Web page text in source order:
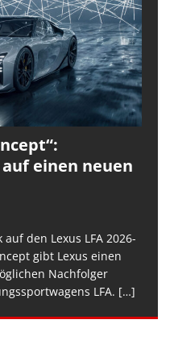
einen neuen
auf den Lexus LFA 2026-
gibt Lexus einen
Nachfolger
LFA. […]